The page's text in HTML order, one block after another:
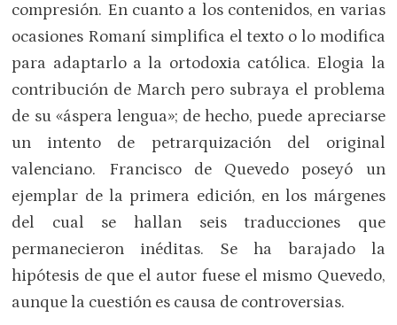
compresión. En cuanto a los contenidos, en varias
ocasiones Romaní simplifica el texto o lo modifica
para adaptarlo a la ortodoxia católica. Elogia la
contribución de March pero subraya el problema
de su «áspera lengua»; de hecho, puede apreciarse
un intento de petrarquización del original
valenciano. Francisco de Quevedo poseyó un
ejemplar de la primera edición, en los márgenes
del cual se hallan seis traducciones que
permanecieron inéditas. Se ha barajado la
hipótesis de que el autor fuese el mismo Quevedo,
aunque la cuestión es causa de controversias.